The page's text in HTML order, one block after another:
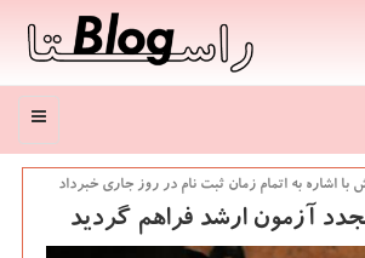
منو
اشاره به اتمام زمان ثبت نام در روز جاری خبرداد
آزمون ارشد فراهم گردید